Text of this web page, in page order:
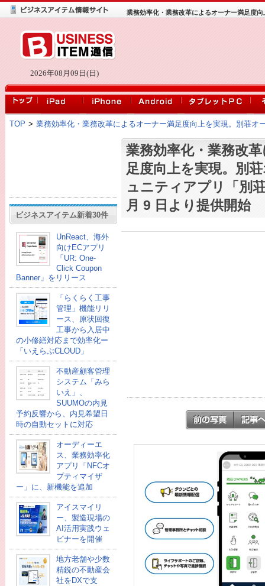
2026年08月09日(日)
業務効率化・業務改革によるオーナー満足度
TOP > 業務効率化・業務改革によるオーナー満足度向上を実現。別荘
ビジネスアイテム新着30件
UnReact、海外
向けECアプリ
「UR: One-
Click Coupon
Banner」をリリース
「らくらく工事
管理」機能リリ
ース、原状回復
工事から入居中
の小修繕対応まで効率化ー
「いえらぶCLOUD」
不動産顧客管理
システム「みら
いえ」、
SUUMOの内見
予約反響から、内見希望日
時の自動セットに対応
オーディーエ
ス、業務効率化
アプリ「NFCオ
プティマイザ
ー」に、新機能を追加
アイスマイリ
ー、製造現場の
AI活用実践ウェ
ビナーを開催
地方老舗や少数
精鋭の不動産会
社をDXで支
業務効率化・業務改
足度向上を実現。別
ュニティアプリ「別
月 9 日より提供開始